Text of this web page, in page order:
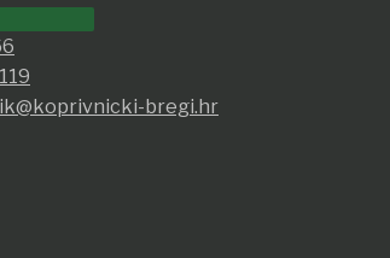
iur.
bregi.hr